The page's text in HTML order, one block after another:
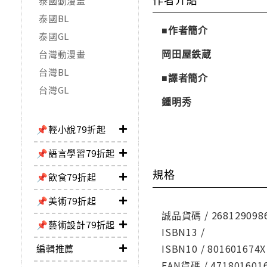
泰國BL
泰國GL
台灣動漫畫
台灣BL
台灣GL
📌輕小說79折起
📌語言學習79折起
📌飲食79折起
📌美術79折起
📌藝術設計79折起
編輯推薦
■作者簡介
岡田屋鉄蔵
■譯者簡介
鍾明秀
規格
誠品貨碼 /
ISBN13 /
ISBN10 / 801601674X